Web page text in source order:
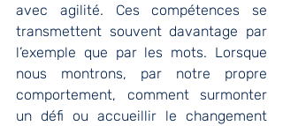
avec agilité. Ces compétences se
transmettent souvent davantage par
l’exemple que par les mots. Lorsque
nous montrons, par notre propre
comportement, comment surmonter
un défi ou accueillir le changement